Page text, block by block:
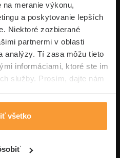
na meranie výkonu,
a poskytovanie lepších
Niektoré zozbierané
partnermi v oblasti
analýzy. Tí zasa môžu tieto
informáciami, ktoré ste im
služby. Prosím, dajte nám
všetko
09:00–17:00 hod
101
nám